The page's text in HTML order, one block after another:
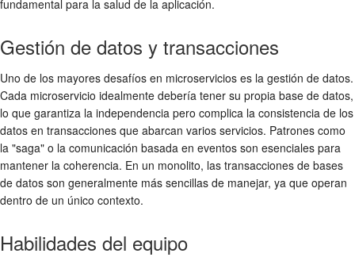
fundamental para la salud de la aplicación.
Gestión de datos y transacciones
Uno de los mayores desafíos en microservicios es la gestión de datos.
Cada microservicio idealmente debería tener su propia base de datos,
lo que garantiza la independencia pero complica la consistencia de los
datos en transacciones que abarcan varios servicios. Patrones como
la "saga" o la comunicación basada en eventos son esenciales para
mantener la coherencia. En un monolito, las transacciones de bases
de datos son generalmente más sencillas de manejar, ya que operan
dentro de un único contexto.
Habilidades del equipo